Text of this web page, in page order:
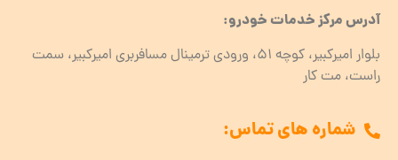
آدرس مرکز خدمات خودرو:
بلوار امیرکبیر، کوچه 51، ورودی ترمینال مسافربری امیرکبیر، سمت
راست، مت کار
شماره های تماس: